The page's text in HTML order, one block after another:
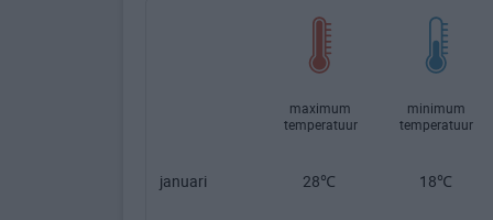
maximum
temperatuur
minimum
temperatuur
januari 28℃ 18℃